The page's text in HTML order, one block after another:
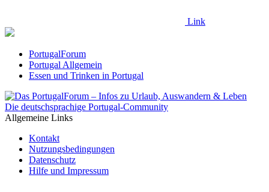
Link
PortugalForum
Portugal Allgemein
Essen und Trinken in Portugal
Die deutschsprachige Portugal-Community
Allgemeine Links
Kontakt
Nutzungsbedingungen
Datenschutz
Hilfe und Impressum